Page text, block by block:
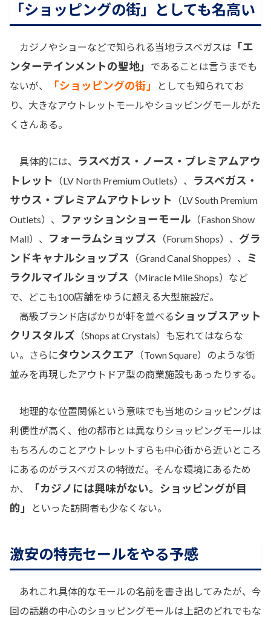
「ショッピングの街」としても名高い
カジノやショーなどで知られる当地ラスベガスは
「エ
ンターテインメントの聖地」
であることは言うまでも
ないが、
「ショッピングの街」
としても知られてお
り、大きなアウトレットモールやショッピングモールがた
くさんある。
具体的には、
ラスベガス・ノース・プレミアムアウ
トレット
（LV North Premium Outlets）、
ラスベガス・
サウス・プレミアムアウトレット
（LV South Premium
Outlets）、
ファッションショーモール （Fashon Show
Mall）、
フォーラムショップス （Forum Shops）、 グラ
ンドキャナルショップス
（Grand Canal Shoppes）、
ミ
ラクルマイルショップス
（Miracle Mile Shops）など
で、どこも100店舗をゆうに超える大型施設だ。
高級ブランド店ばかりが軒を並べるショップスアット
クリスタルズ （Shops at Crystals）も忘れてはならな
い。さらにタウンスクエア （Town Square）のような街
並みを再現したアウトドア型の商業施設もあったりする。
地理的な位置関係という意味でも当地のショッピングは
利便性が高く、他の都市とは異なりショッピングモールは
もちろんのことアウトレットすらも中心街から近いところ
にあるのがラスベガスの特徴だ。そんな環境にあるため
か、
「カジノには興味がない。ショッピングが目
的」
といった訪問者も少なくない。
激安の特売セールをやる予感
あれこれ具体的なモールの名前を書き出してみたが、今
回の話題の中心のショッピングモールは上記のどれでもな